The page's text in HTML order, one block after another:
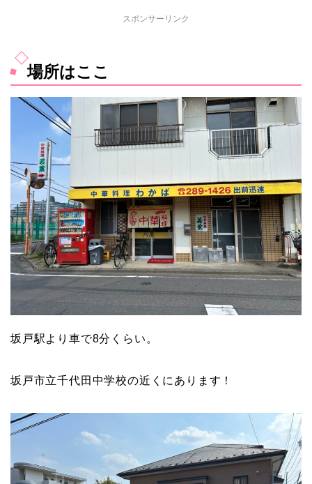
スポンサーリンク
場所はここ
坂戸駅より車で8分くらい。
坂戸市立千代田中学校の近くにあります！